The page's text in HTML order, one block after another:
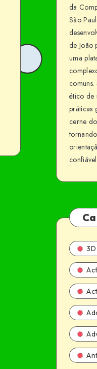
da
São
de João
uma
ético de
práticas
cerne